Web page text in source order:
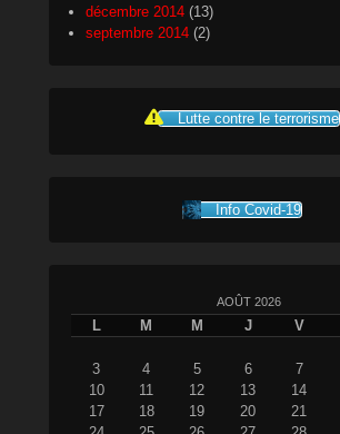
décembre 2014 (13)
septembre 2014 (2)
Lutte contre le terrorisme
Info Covid-19
AOÛT 2026
L M M J V
3
4 5 6 7
10
11 12 13 14
17
18 19 20 21